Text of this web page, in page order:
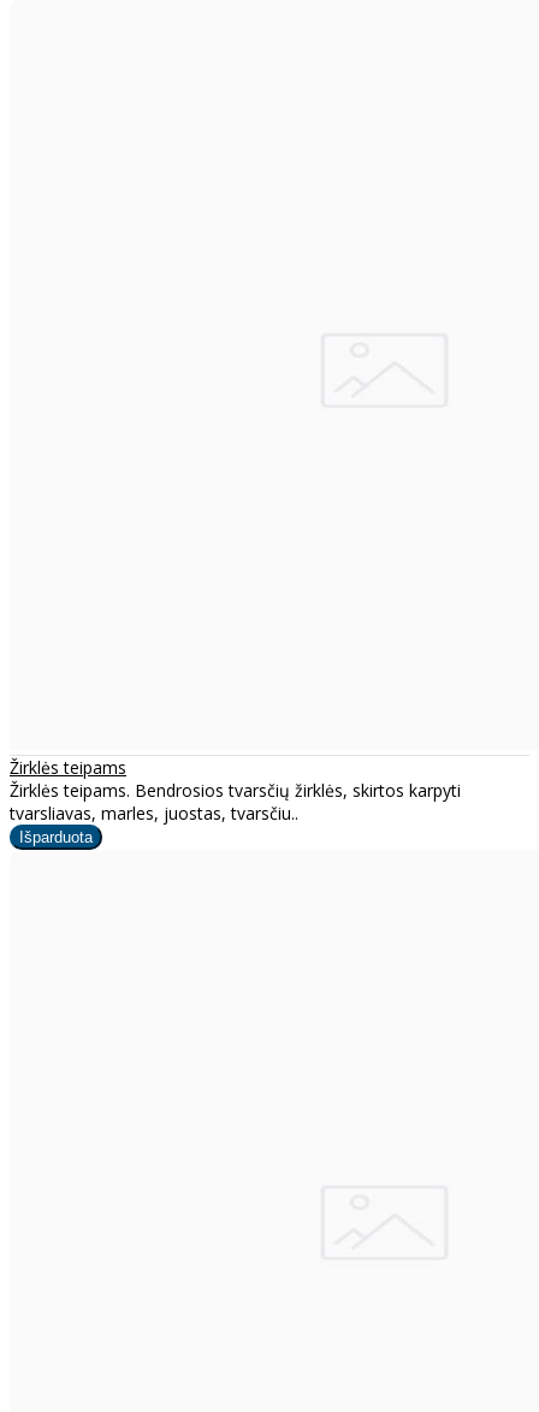
Žirklės teipams
Žirklės teipams. Bendrosios tvarsčių žirklės, skirtos karpyti
tvarsliavas, marles, juostas, tvarsčiu..